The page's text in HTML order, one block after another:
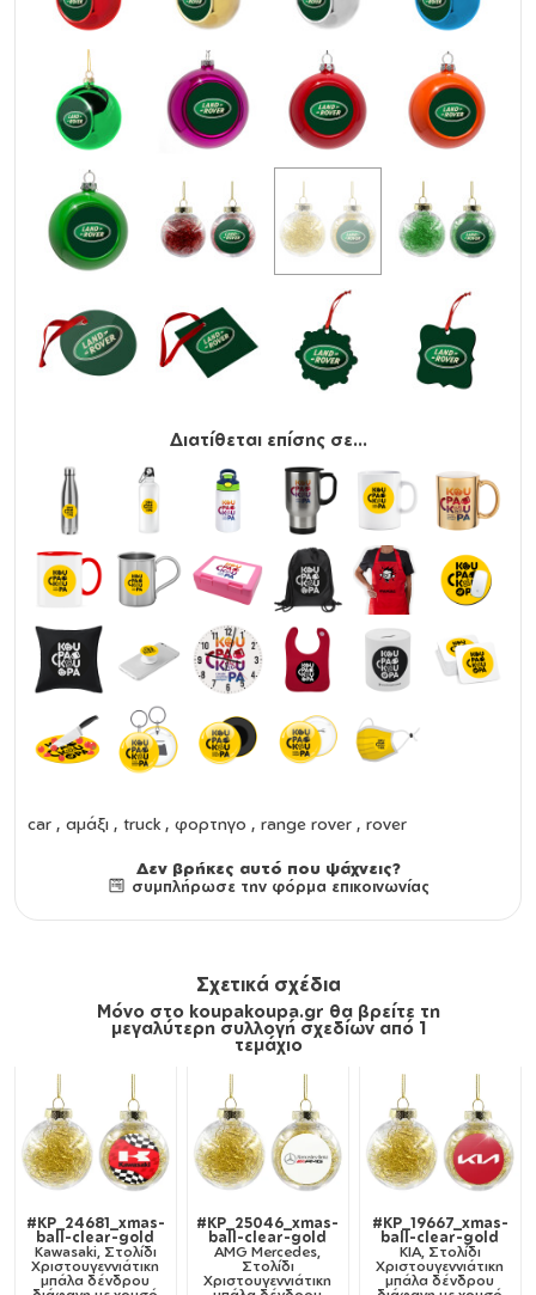
Διατίθεται επίσης σε...
car , αμάξι , truck , φορτηγο , range rover , rover
Δεν βρήκες αυτό που ψάχνεις?
συμπλήρωσε την φόρμα επικοινωνίας
Σχετικά σχέδια
Μόνο στο koupakoupa.gr θα βρείτε τη
μεγαλύτερη συλλογή σχεδίων από 1
τεμάχιο
#KP_24681_xmas-
ball-clear-gold
Kawasaki, Στολίδι
Χριστουγεννιάτικη
μπάλα δένδρου
#KP_25046_xmas-
ball-clear-gold
AMG Mercedes,
Στολίδι
Χριστουγεννιάτικη
#KP_19667_xmas-
ball-clear-gold
KIA, Στολίδι
Χριστουγεννιάτικη
μπάλα δένδρου